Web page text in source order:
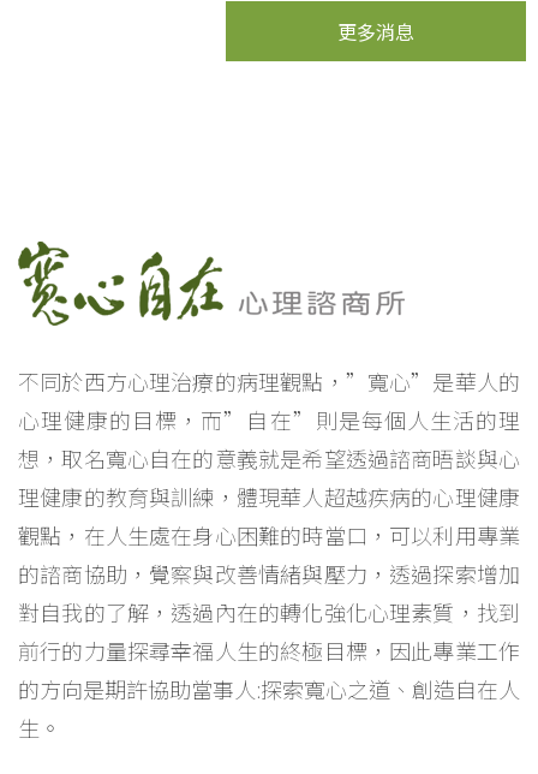
更多消息
心理治療
新竹心理治療
不同於西方心理治療的病理觀點，”寬心”是華人的
心理健康的目標，而”自在”則是每個人生活的理
想，取名寬心自在的意義就是希望透過諮商晤談與心
理健康的教育與訓練，體現華人超越疾病的心理健康
觀點，在人生處在身心困難的時當口，可以利用專業
的諮商協助，覺察與改善情緒與壓力，透過探索增加
對自我的了解，透過內在的轉化強化心理素質，找到
前行的力量探尋幸福人生的終極目標，因此專業工作
的方向是期許協助當事人:探索寬心之道、創造自在人
生。